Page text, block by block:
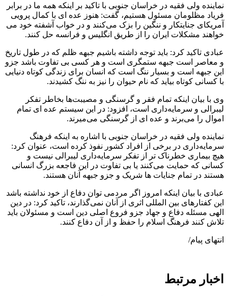
نماینده ولی فقیه در خراسان جنوبی با تاکید بر اینکه همه ما در برابر
فریاد مظلومان مسئول هستیم، گفت: هنوز عده ای با کمال پرویی
آمریکای جنایتکار و ننگین را بزک می‌کنند و در خواب آشفته خود می
خواهند مشکلات ایران را از طریق انگلیس و فرانسه حل کنند.
عبادی تاکید کرد: باید توجه داشته باشیم جبهه ظلم که در طول تاریخ
و معاصر است جبهه ستمگری است و هر کسی بی تفاوت باشد جزو
این جبهه است و بسیار ننگ است که انسان برای زندگی کوتاه دنیایی
با کسانی کوتاه بیاید که نام حیوان را نیز به ننگ کشیدند.
وی با بیان اینکه تمام فقر و گرسنگی و مصیبت‌ها بخاطر تفکر
لیبرالی و سرمایه‌داری است، افزود: در این سیستم عده ای تمام
اموال را می‌برند و عده ای از گرسنگی می‌میرند.
نماینده ولی فقیه در خراسان جنوبی با اشاره به اینکه فرهنگ
سرمایه‌داری در برخی از افراد کشور نفوذ کرده است، عنوان کرد:
هیچ بیماری خطرناک تر از تفکر سرمایه‌داری لیبرالی نیست و
کسانی که حمایت می‌کنند یا بی تفاوت در این فاجعه بزرگ انسانی
هستند در تمام جنایات ها شریک و جزو جبهه آنان هستند.
عبادی با بیان اینکه امروز اگر مردمی توان دفاع از خود نداشته باشد
این کفتارهای بین المللی اثری از آنان نمی‌گذارند، تاکید کرد: در دین
الهی مسئله دفاع و جهاد جزو فروع اصلی دین است و مسئولان باید
تلاش کنند فرهنگ اسلام را حفظ و از آن دفاع کنند.
انتهای پیام/
اخبار مرتبط